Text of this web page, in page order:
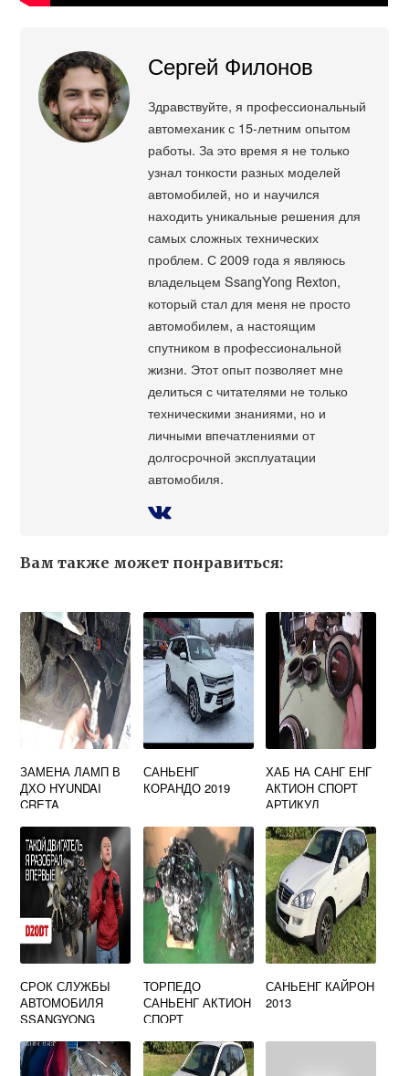
Сергей Филонов
Здравствуйте, я профессиональный
автомеханик с 15-летним опытом
работы. За это время я не только
узнал тонкости разных моделей
автомобилей, но и научился
находить уникальные решения для
самых сложных технических
проблем. С 2009 года я являюсь
владельцем SsangYong Rexton,
который стал для меня не просто
автомобилем, а настоящим
спутником в профессиональной
жизни. Этот опыт позволяет мне
делиться с читателями не только
техническими знаниями, но и
личными впечатлениями от
долгосрочной эксплуатации
автомобиля.
Вам также может понравиться:
ЗАМЕНА ЛАМП В
ДХО HYUNDAI
CRETA
САНЬЕНГ
КОРАНДО 2019
ХАБ НА САНГ ЕНГ
АКТИОН СПОРТ
АРТИКУЛ
СРОК СЛУЖБЫ
АВТОМОБИЛЯ
SSANGYONG
ТОРПЕДО
САНЬЕНГ АКТИОН
СПОРТ
САНЬЕНГ КАЙРОН
2013